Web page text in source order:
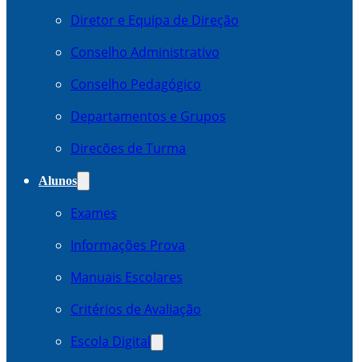
Diretor e Equipa de Direção
Conselho Administrativo
Conselho Pedagógico
Departamentos e Grupos
Direcões de Turma
Alunos
Exames
Informações Prova
Manuais Escolares
Critérios de Avaliação
Escola Digital